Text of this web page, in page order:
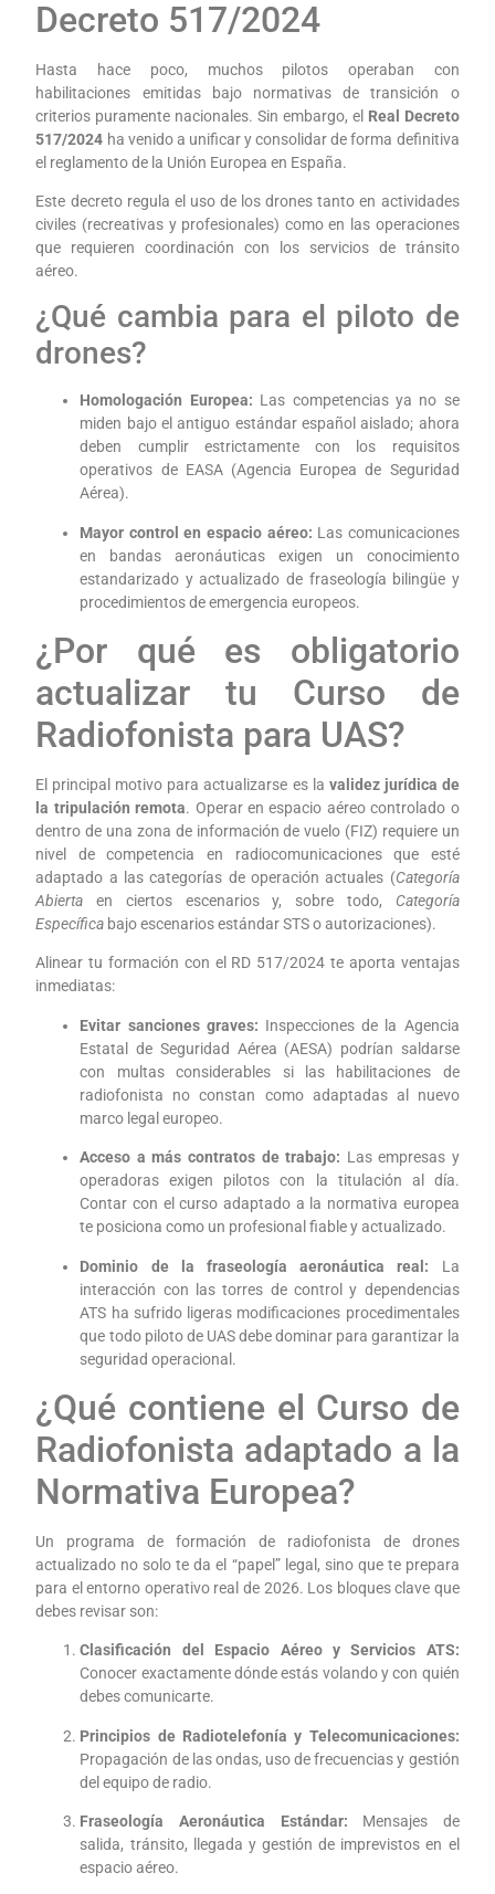
Decreto 517/2024
Hasta hace poco, muchos pilotos operaban con
habilitaciones emitidas bajo normativas de transición o
criterios puramente nacionales. Sin embargo, el Real Decreto
517/2024 ha venido a unificar y consolidar de forma definitiva
el reglamento de la Unión Europea en España.
Este decreto regula el uso de los drones tanto en actividades
civiles (recreativas y profesionales) como en las operaciones
que requieren coordinación con los servicios de tránsito
aéreo.
¿Qué cambia para el piloto de
drones?
Homologación Europea: Las competencias ya no se
miden bajo el antiguo estándar español aislado; ahora
deben cumplir estrictamente con los requisitos
operativos de EASA (Agencia Europea de Seguridad
Aérea).
Mayor control en espacio aéreo: Las comunicaciones
en bandas aeronáuticas exigen un conocimiento
estandarizado y actualizado de fraseología bilingüe y
procedimientos de emergencia europeos.
¿Por qué es obligatorio
actualizar tu Curso de
Radiofonista para UAS?
El principal motivo para actualizarse es la validez jurídica de
la tripulación remota. Operar en espacio aéreo controlado o
dentro de una zona de información de vuelo (FIZ) requiere un
nivel de competencia en radiocomunicaciones que esté
adaptado a las categorías de operación actuales (Categoría
Abierta en ciertos escenarios y, sobre todo, Categoría
Específica bajo escenarios estándar STS o autorizaciones).
Alinear tu formación con el RD 517/2024 te aporta ventajas
inmediatas:
Evitar sanciones graves: Inspecciones de la Agencia
Estatal de Seguridad Aérea (AESA) podrían saldarse
con multas considerables si las habilitaciones de
radiofonista no constan como adaptadas al nuevo
marco legal europeo.
Acceso a más contratos de trabajo: Las empresas y
operadoras exigen pilotos con la titulación al día.
Contar con el curso adaptado a la normativa europea
te posiciona como un profesional fiable y actualizado.
Dominio de la fraseología aeronáutica real: La
interacción con las torres de control y dependencias
ATS ha sufrido ligeras modificaciones procedimentales
que todo piloto de UAS debe dominar para garantizar la
seguridad operacional.
¿Qué contiene el Curso de
Radiofonista adaptado a la
Normativa Europea?
Un programa de formación de radiofonista de drones
actualizado no solo te da el “papel” legal, sino que te prepara
para el entorno operativo real de 2026. Los bloques clave que
debes revisar son:
Clasificación del Espacio Aéreo y Servicios ATS:
Conocer exactamente dónde estás volando y con quién
debes comunicarte.
Principios de Radiotelefonía y Telecomunicaciones:
Propagación de las ondas, uso de frecuencias y gestión
del equipo de radio.
Fraseología Aeronáutica Estándar: Mensajes de
salida, tránsito, llegada y gestión de imprevistos en el
espacio aéreo.